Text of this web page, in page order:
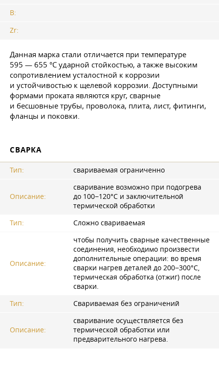
В:
Zr:
Данная марка стали отличается при температуре
595 — 655 °C ударной стойкостью, а также высоким
сопротивлением усталостной к коррозии
и устойчивостью к щелевой коррозии. Доступными
формами проката являются круг, сварные
и бесшовные трубы, проволока, плита, лист, фитинги,
фланцы и поковки.
СВАРКА
Тип: свариваемая ограниченно
Описание:
сваривание возможно при подогрева
до 100−120°C и заключительной
термической обработки
Тип:
Сложно свариваемая
Описание:
чтобы получить сварные качественные
соединения, необходимо произвести
дополнительные операции: во время
сварки нагрев деталей до 200−300°C,
термическая обработка (отжиг) после
сварки.
Тип:
Свариваемая без ограничений
Описание:
сваривание осуществляется без
термической обработки или
предварительного нагрева.